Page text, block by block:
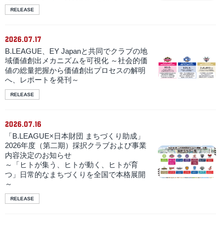
RELEASE
2026.07.17
B.LEAGUE、EY Japanと共同でクラブの地
域価値創出メカニズムを可視化 ～社会的価
値の総量把握から価値創出プロセスの解明
へ、レポートを発刊～
RELEASE
2026.07.16
「B.LEAGUE×日本財団 まちづくり助成」
2026年度（第二期）採択クラブおよび事業
内容決定のお知らせ
～「ヒトが集う、ヒトが動く、ヒトが育
つ」日常的なまちづくりを全国で本格展開
～
RELEASE